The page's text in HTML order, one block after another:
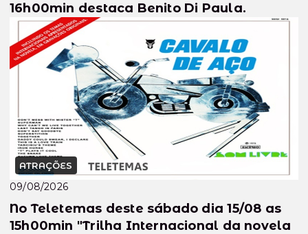
16h00min destaca Benito Di Paula.
ATRAÇÕES
09/08/2026
No Teletemas deste sábado dia 15/08 as
15h00min "Trilha Internacional da novela